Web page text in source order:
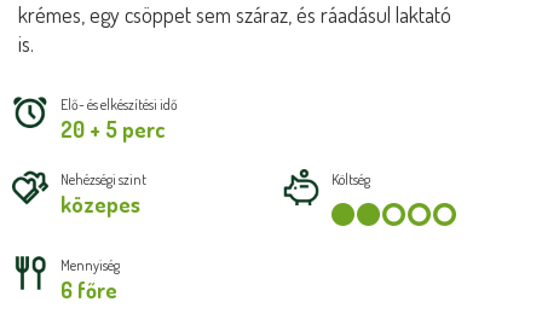
krémes, egy csöppet sem száraz, és ráadásul laktató
is.
Elő- és elkészítési idő
20 + 5 perc
Nehézségi szint
közepes
Költség
Mennyiség
6 főre